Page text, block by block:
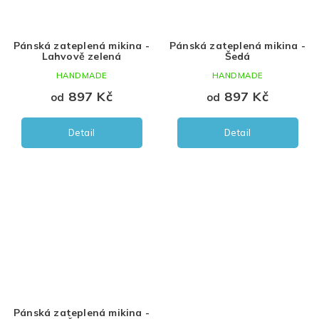
Pánská zateplená mikina -
Lahvově zelená
od 897 Kč
Detail
HANDMADE
Pánská zateplená mikina -
Šedá
od 897 Kč
Detail
HANDMADE
Pánská zateplená mikina -